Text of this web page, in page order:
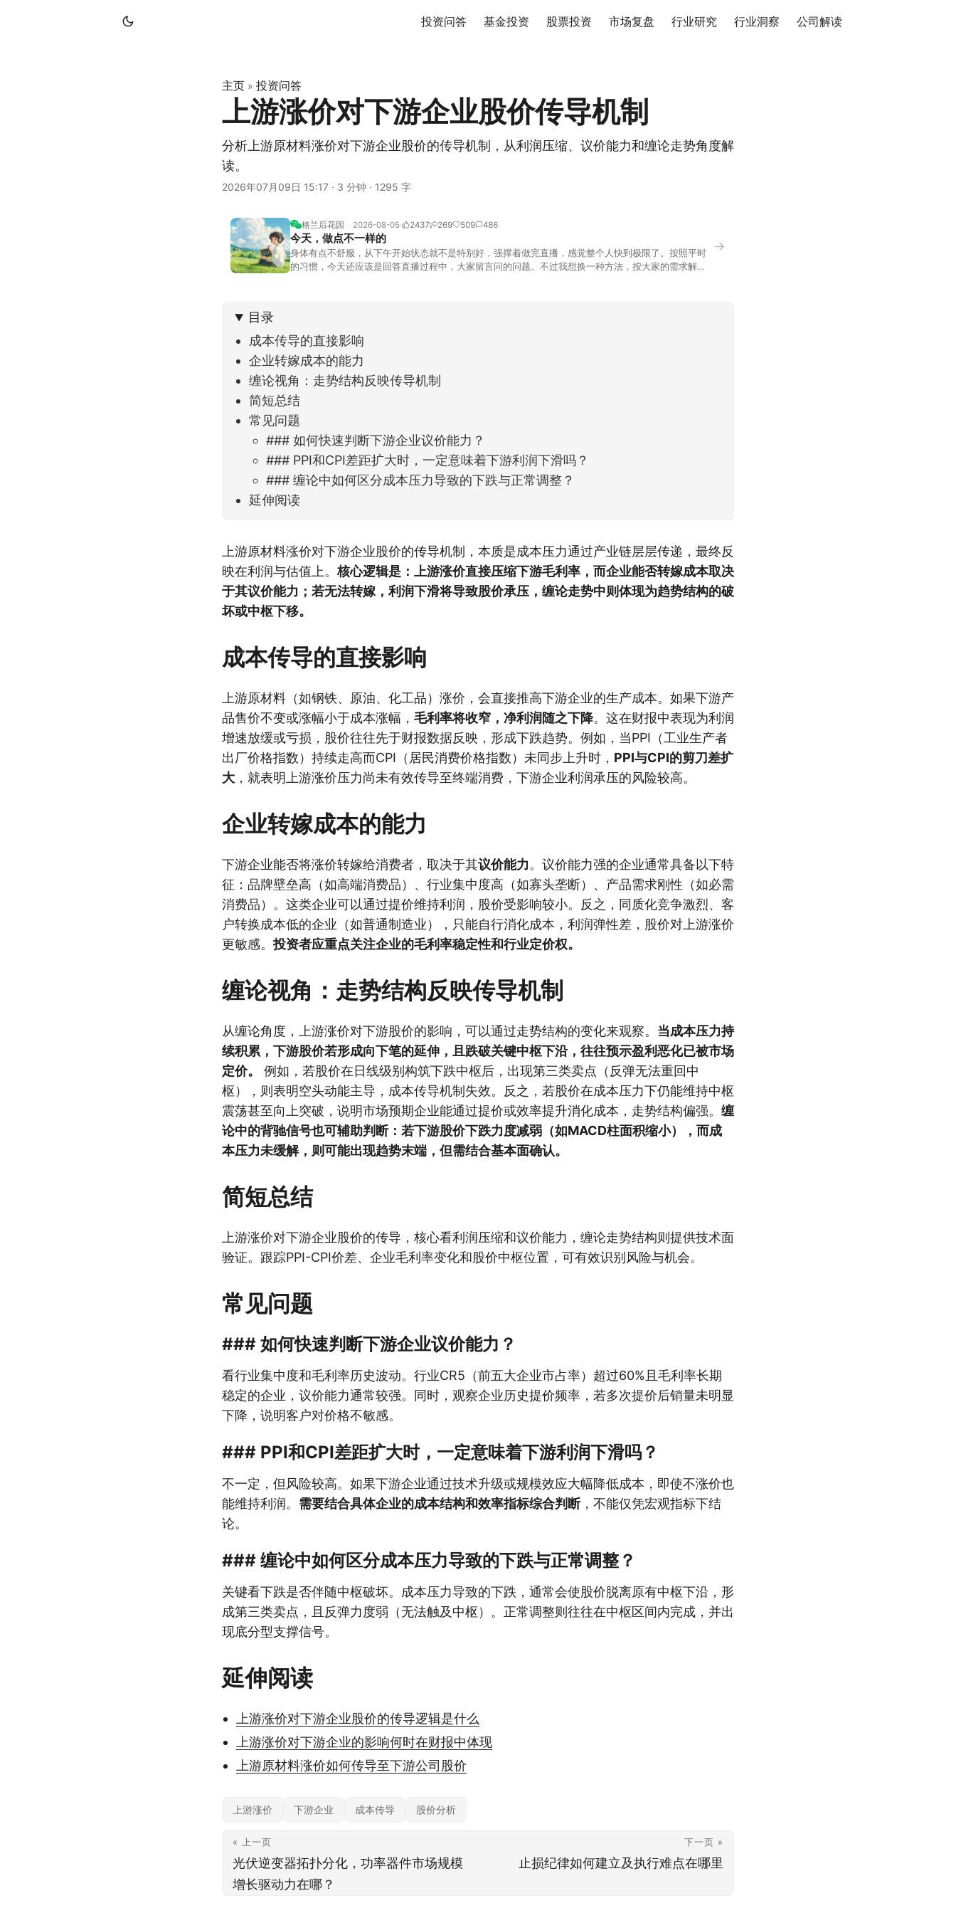
投资问答 基金投资 股票投资 市场复盘 行业研究 行业洞察 公司解读
主页 » 投资问答
上游涨价对下游企业股价传导机制
分析上游原材料涨价对下游企业股价的传导机制，从利润压缩、议价能力和缠论走势角度解
读。
2026年07月09日 15:17 · 3 分钟 · 1295 字
格兰后花园 2026-08-05 2437 269 509 486
今天，做点不一样的
身体有点不舒服，从下午开始状态就不是特别好，强撑着做完直播，感觉整个人快到极限了。按照平时
的习惯，今天还应该是回答直播过程中，大家留言问的问题。不过我想换一种方法，按大家的需求解
→
目录
成本传导的直接影响
企业转嫁成本的能力
缠论视角：走势结构反映传导机制
简短总结
常见问题
### 如何快速判断下游企业议价能力？
### PPI和CPI差距扩大时，一定意味着下游利润下滑吗？
### 缠论中如何区分成本压力导致的下跌与正常调整？
延伸阅读
上游原材料涨价对下游企业股价的传导机制，本质是成本压力通过产业链层层传递，最终反
映在利润与估值上。核心逻辑是：上游涨价直接压缩下游毛利率，而企业能否转嫁成本取决
于其议价能力；若无法转嫁，利润下滑将导致股价承压，缠论走势中则体现为趋势结构的破
坏或中枢下移。
成本传导的直接影响
上游原材料（如钢铁、原油、化工品）涨价，会直接推高下游企业的生产成本。如果下游产
品售价不变或涨幅小于成本涨幅， 毛利率将收窄，净利润随之下降。这在财报中表现为利润
增速放缓或亏损，股价往往先于财报数据反映，形成下跌趋势。例如，当PPI（工业生产者
出厂价格指数）持续走高而CPI（居民消费价格指数）未同步上升时， PPI与CPI的剪刀差扩
大 ，就表明上游涨价压力尚未有效传导至终端消费，下游企业利润承压的风险较高。
企业转嫁成本的能力
下游企业能否将涨价转嫁给消费者，取决于其议价能力。议价能力强的企业通常具备以下特
征：品牌壁垒高（如高端消费品）、行业集中度高（如寡头垄断）、产品需求刚性（如必需
消费品）。这类企业可以通过提价维持利润，股价受影响较小。反之，同质化竞争激烈、客
户转换成本低的企业（如普通制造业），只能自行消化成本，利润弹性差，股价对上游涨价
更敏感。投资者应重点关注企业的毛利率稳定性和行业定价权。
缠论视角：走势结构反映传导机制
从缠论角度，上游涨价对下游股价的影响，可以通过走势结构的变化来观察。 当成本压力持
续积累，下游股价若形成向下笔的延伸，且跌破关键中枢下沿，往往预示盈利恶化已被市场
定价。
例如，若股价在日线级别构筑下跌中枢后，出现第三类卖点（反弹无法重回中
枢），则表明空头动能主导，成本传导机制失效。反之，若股价在成本压力下仍能维持中枢
震荡甚至向上突破，说明市场预期企业能通过提价或效率提升消化成本，走势结构偏强。 缠
论中的背驰信号也可辅助判断：若下游股价下跌力度减弱（如MACD柱面积缩小），而成
本压力未缓解，则可能出现趋势末端，但需结合基本面确认。
简短总结
上游涨价对下游企业股价的传导，核心看利润压缩和议价能力，缠论走势结构则提供技术面
验证。跟踪PPI-CPI价差、企业毛利率变化和股价中枢位置，可有效识别风险与机会。
常见问题
### 如何快速判断下游企业议价能力？
看行业集中度和毛利率历史波动。行业CR5（前五大企业市占率）超过60%且毛利率长期
稳定的企业，议价能力通常较强。同时，观察企业历史提价频率，若多次提价后销量未明显
下降，说明客户对价格不敏感。
### PPI和CPI差距扩大时，一定意味着下游利润下滑吗？
不一定，但风险较高。如果下游企业通过技术升级或规模效应大幅降低成本，即使不涨价也
能维持利润。 需要结合具体企业的成本结构和效率指标综合判断，不能仅凭宏观指标下结
论。
### 缠论中如何区分成本压力导致的下跌与正常调整？
关键看下跌是否伴随中枢破坏。成本压力导致的下跌，通常会使股价脱离原有中枢下沿，形
成第三类卖点，且反弹力度弱（无法触及中枢）。正常调整则往往在中枢区间内完成，并出
现底分型支撑信号。
延伸阅读
上游涨价对下游企业股价的传导逻辑是什么
上游涨价对下游企业的影响何时在财报中体现
上游原材料涨价如何传导至下游公司股价
上游涨价 下游企业 成本传导 股价分析
« 上一页
光伏逆变器拓扑分化，功率器件市场规模
增长驱动力在哪？
下一页 »
止损纪律如何建立及执行难点在哪里